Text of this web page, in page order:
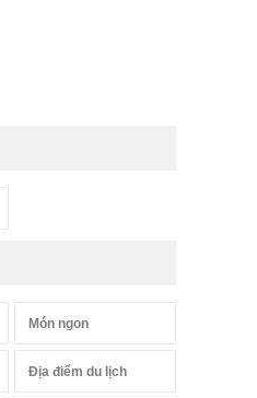
Món ngon
Địa điểm du lịch